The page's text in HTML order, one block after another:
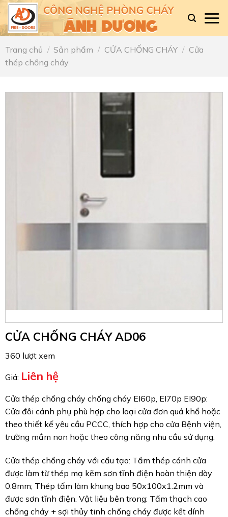
Skip
content
Trang chủ / Sản phẩm / CỬA CHỐNG CHÁY / Cửa
thép chống cháy
CỬA CHỐNG CHÁY AD06
360 lượt xem
Giá: Liên hệ
Cửa thép chống cháy chống cháy EI60p, EI70p EI90p:
Cửa đôi cánh phụ phù hợp cho loại cửa đơn quá khổ hoặc
theo thiết kế yêu cầu PCCC, thích hợp cho cửa Bệnh viện,
trường mầm non hoặc theo công năng nhu cầu sử dụng.
Cửa thép chống cháy với cấu tạo: Tấm thép cánh cửa
được làm từ thép mạ kẽm sơn tĩnh điện hoàn thiện dày
0.8mm; Thép tấm làm khung bao 50x100x1.2mm và
được sơn tĩnh điện. Vật liệu bên trong: Tấm thạch cao
chống cháy + sợi thủy tinh chống cháy được kết dính